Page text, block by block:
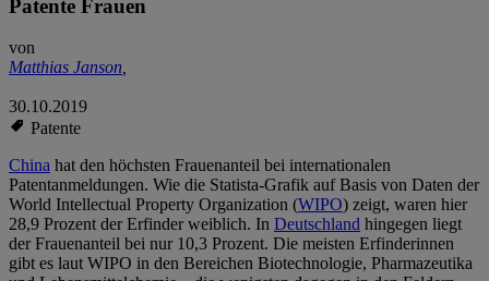
Patente Frauen
von
Matthias Janson,
30.10.2019
Patente
China hat den höchsten Frauenanteil bei internationalen
Patentanmeldungen. Wie die Statista-Grafik auf Basis von Daten der
World Intellectual Property Organization (WIPO) zeigt, waren hier
28,9 Prozent der Erfinder weiblich. In Deutschland hingegen liegt
der Frauenanteil bei nur 10,3 Prozent. Die meisten Erfinderinnen
gibt es laut WIPO in den Bereichen Biotechnologie, Pharmazeutika